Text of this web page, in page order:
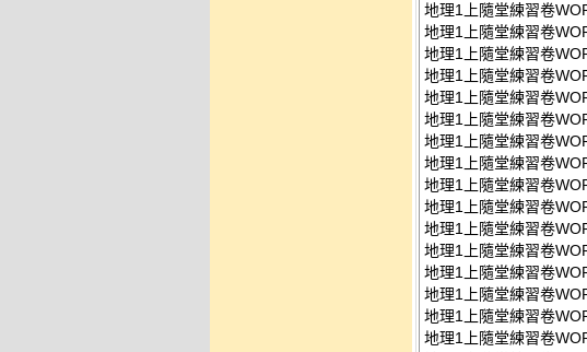
地理1上隨堂練習卷
地理1上隨堂練習卷
地理1上隨堂練習卷
地理1上隨堂練習卷
地理1上隨堂練習卷
地理1上隨堂練習卷
地理1上隨堂練習卷
地理1上隨堂練習卷
地理1上隨堂練習卷
地理1上隨堂練習卷
地理1上隨堂練習卷
地理1上隨堂練習卷
地理1上隨堂練習卷
地理1上隨堂練習卷
地理1上隨堂練習卷
地理1上隨堂練習卷